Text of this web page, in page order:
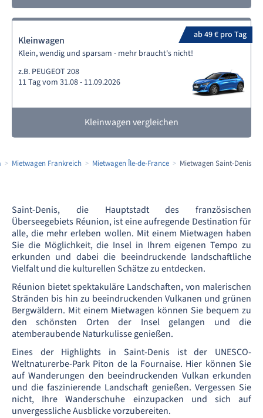
ab 49 € pro Tag
Kleinwagen
Klein, wendig und sparsam - mehr braucht's nicht!
z.B. PEUGEOT 208
11 Tag vom 31.08 - 11.09.2026
Kleinwagen vergleichen
Mietwagen Frankreich Mietwagen Île-de-France Mietwagen Saint-Denis
Saint-Denis, die Hauptstadt des französischen
Überseegebiets Réunion, ist eine aufregende Destination für
alle, die mehr erleben wollen. Mit einem Mietwagen haben
Sie die Möglichkeit, die Insel in Ihrem eigenen Tempo zu
erkunden und dabei die beeindruckende landschaftliche
Vielfalt und die kulturellen Schätze zu entdecken.
Réunion bietet spektakuläre Landschaften, von malerischen
Stränden bis hin zu beeindruckenden Vulkanen und grünen
Bergwäldern. Mit einem Mietwagen können Sie bequem zu
den schönsten Orten der Insel gelangen und die
atemberaubende Naturkulisse genießen.
Eines der Highlights in Saint-Denis ist der UNESCO-
Weltnaturerbe-Park Piton de la Fournaise. Hier können Sie
auf Wanderungen den beeindruckenden Vulkan erkunden
und die faszinierende Landschaft genießen. Vergessen Sie
nicht, Ihre Wanderschuhe einzupacken und sich auf
unvergessliche Ausblicke vorzubereiten.